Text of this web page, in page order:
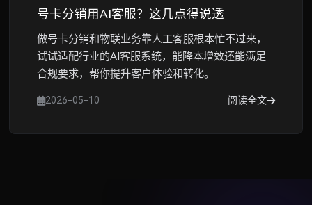
号卡分销用AI客服？这几点得说透
做号卡分销和物联业务靠人工客服根本忙不过来，
试试适配行业的AI客服系统，能降本增效还能满足
合规要求，帮你提升客户体验和转化。
2026-05-10 阅读全文